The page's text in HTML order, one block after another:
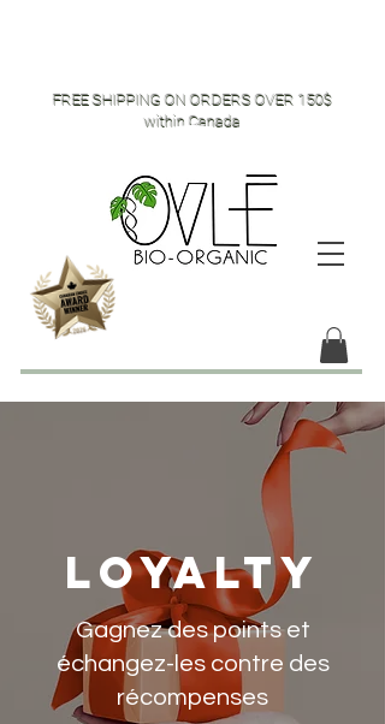
FREE SHIPPING ON ORDERS OVER 150$
within Canada
Loyalty
Gagnez des points et
échangez-les contre des
récompenses